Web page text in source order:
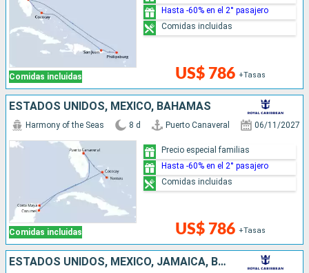
Comidas incluidas US$ 786 +Tasas
Hasta -60% en el 2° pasajero
Comidas incluidas
ESTADOS UNIDOS, MÉXICO, BAHAMAS
Comidas incluidas
Harmony of the Seas 8 d Puerto Canaveral 06/11/2027
US$ 786 +Tasas
Precio especial familias
Hasta -60% en el 2° pasajero
Comidas incluidas
ESTADOS UNIDOS, MÉXICO, JAMAICA, BAHAMAS